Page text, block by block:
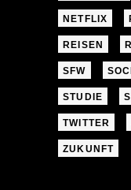
NETFLIX
REISEN
SFW
STUDIE
TWITTER
ZUKUNFT